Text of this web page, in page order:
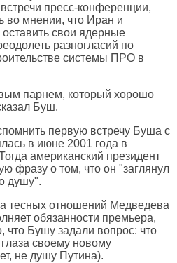
пресс-конференции,
мнении, что Иран и
свои ядерные
разногласий по
системы ПРО в
парнем, который хорошо
Буш.
первую встречу Буша с
в июне 2001 года в
американский президент
фразу о том, что он "заглянул
душу".
тесных отношений Медведева
обязанности премьера,
что Бушу задали вопрос: что
своему новому
не душу Путина).